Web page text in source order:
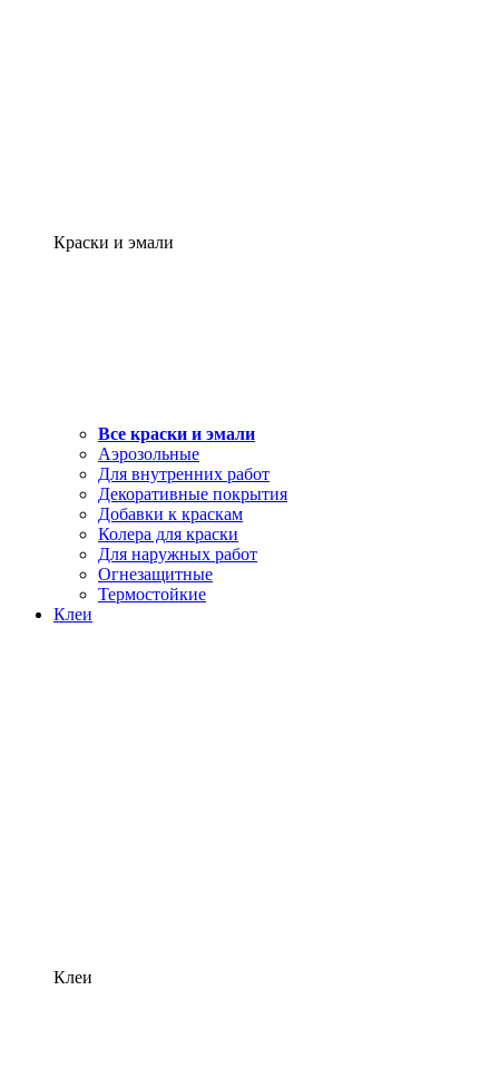
Краски и эмали
Все краски и эмали
Аэрозольные
Для внутренних работ
Декоративные покрытия
Добавки к краскам
Колера для краски
Для наружных работ
Огнезащитные
Термостойкие
Клеи
Клеи